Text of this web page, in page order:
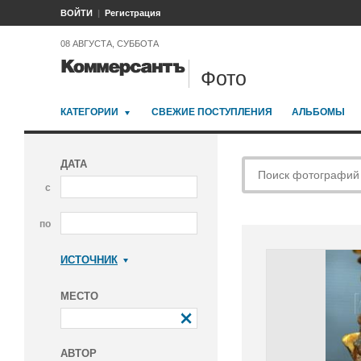
ВОЙТИ Регистрация
08 АВГУСТА, СУББОТА
Фото
КАТЕГОРИИ СВЕЖИЕ ПОСТУПЛЕНИЯ АЛЬБОМЫ
ДАТА
с
по
ИСТОЧНИК
МЕСТО
АВТОР